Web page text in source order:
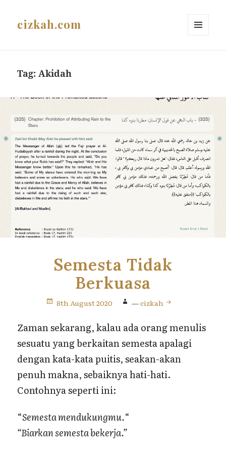
cizkah.com
Tag:Akidah
Semesta Tidak
Berkuasa
8th August 2020 —cizkah
Zaman sekarang, kalau ada orang menulis
sesuatu yang berkaitan semesta apalagi
dengan kata-kata puitis, seakan-akan
penuh makna, sebaiknya hati-hati.
Contohnya seperti ini:
“Semesta mendukungmu.“
“Biarkan semesta bekerja.”